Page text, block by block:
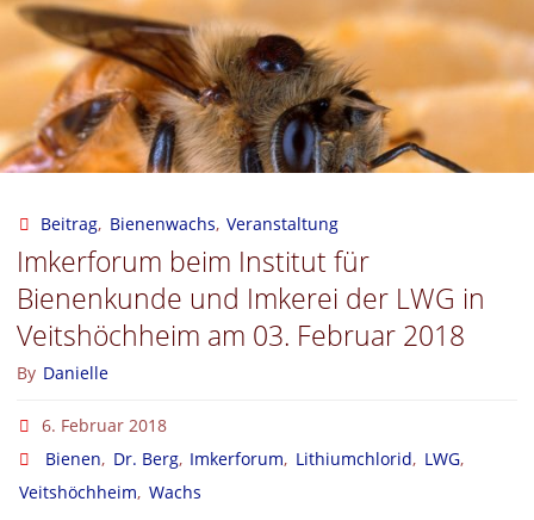
Diakoniewerk
Martha-
Maria
e.V.
–
FSJ
und
Beitrag, Bienenwachs, Veranstaltung
Imkerforum beim Institut für
Bienenkunde und Imkerei der LWG in
Veitshöchheim am 03. Februar 2018
By Danielle
6. Februar 2018
Bienen, Dr. Berg, Imkerforum, Lithiumchlorid, LWG,
Veitshöchheim, Wachs